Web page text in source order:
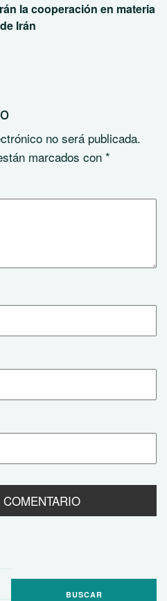
la cooperación en materia
Irán
no será publicada.
marcados con *